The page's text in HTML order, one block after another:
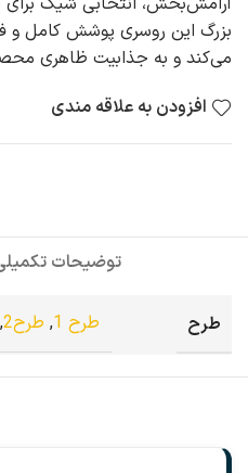
بزرگ این روسری پوشش کامل و
می‌کند و به جذابیت ظاهری
افزودن به علاقه مندی
توضیحات
طرح طرح 1 , طرح2 ,